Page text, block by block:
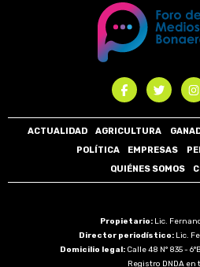
ACTUALIDAD AGRICULTURA
POLÍTICA
EMPRESAS
QUIÉNES SOMOS
Propietario: Lic.
Director periodístico: Lic.
Domicilio legal: Calle 48 N° 835 -
Registro DNDA en